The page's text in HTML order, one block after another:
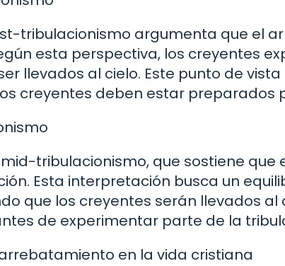
tribulacionismo argumenta que el
esta perspectiva, los creyentes
llevados al cielo. Este punto de
creyentes deben estar preparados
tribulacionismo, que sostiene
Esta interpretación busca un
que los creyentes serán llevados
de experimentar parte de la
en la vida cristiana